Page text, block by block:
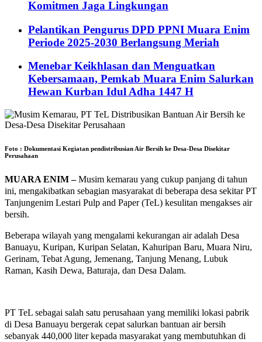
Komitmen Jaga Lingkungan
Pelantikan Pengurus DPD PPNI Muara Enim
Periode 2025-2030 Berlangsung Meriah
Menebar Keikhlasan dan Menguatkan
Kebersamaan, Pemkab Muara Enim Salurkan
Hewan Kurban Idul Adha 1447 H
Foto : Dokumentasi Kegiatan pendistribusian Air Bersih ke Desa-Desa Disekitar
Perusahaan
MUARA ENIM –Musim kemarau yang cukup panjang di tahun
ini, mengakibatkan sebagian masyarakat di beberapa desa sekitar PT
Tanjungenim Lestari Pulp and Paper (TeL) kesulitan mengakses air
bersih.
Beberapa wilayah yang mengalami kekurangan air adalah Desa
Banuayu, Kuripan, Kuripan Selatan, Kahuripan Baru, Muara Niru,
Gerinam, Tebat Agung, Jemenang, Tanjung Menang, Lubuk
Raman, Kasih Dewa, Baturaja, dan Desa Dalam.
PT TeL sebagai salah satu perusahaan yang memiliki lokasi pabrik
di Desa Banuayu bergerak cepat salurkan bantuan air bersih
sebanyak 440,000 liter kepada masyarakat yang membutuhkan di